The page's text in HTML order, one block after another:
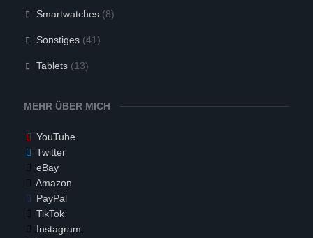
Smartwatches(8)
Sonstiges(41)
Tablets(13)
MEHR ÜBER MICH
YouTube
Twitter
eBay
Amazon
PayPal
TikTok
Instagram